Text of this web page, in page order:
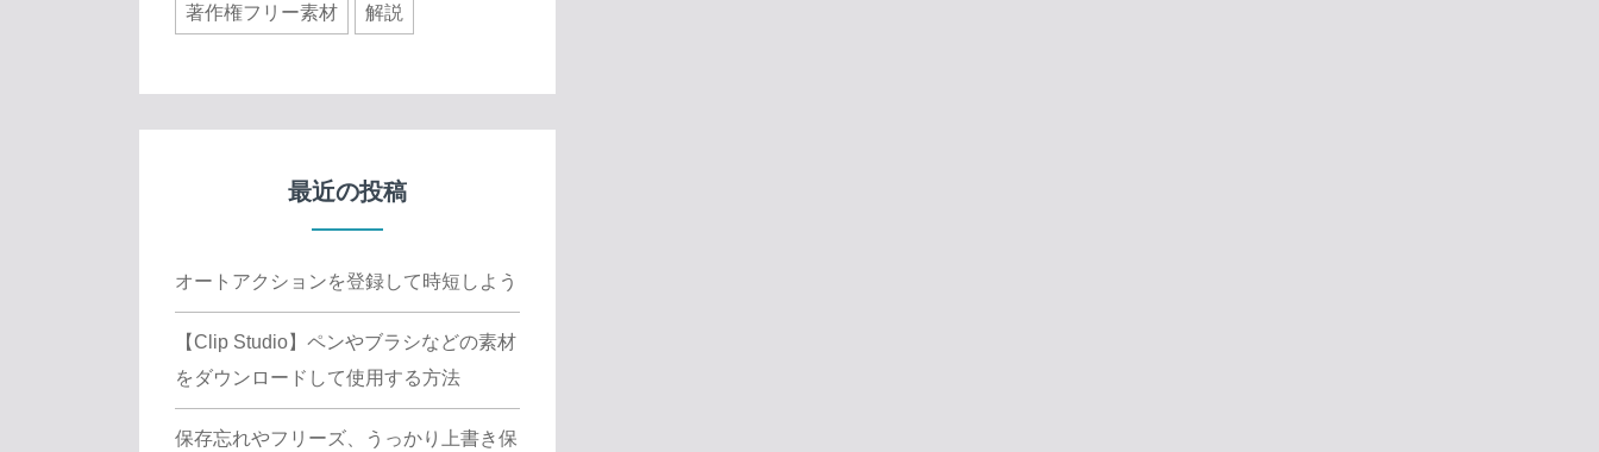
著作権フリー素材 解説
最近の投稿
オートアクションを登録して時短しよう
【Clip Studio】ペンやブラシなどの素材
をダウンロードして使用する方法
保存忘れやフリーズ、うっかり上書き保